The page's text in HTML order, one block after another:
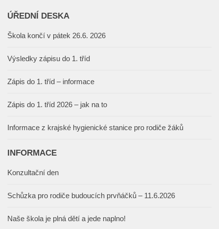
ÚŘEDNÍ DESKA
Škola končí v pátek 26.6. 2026
Výsledky zápisu do 1. tříd
Zápis do 1. tříd – informace
Zápis do 1. tříd 2026 – jak na to
Informace z krajské hygienické stanice pro rodiče žáků
INFORMACE
Konzultační den
Schůzka pro rodiče budoucích prvňáčků – 11.6.2026
Naše škola je plná dětí a jede naplno!